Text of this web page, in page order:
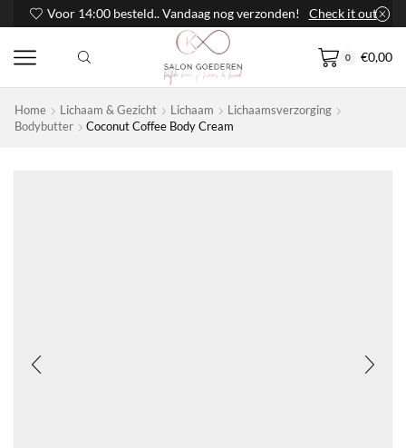
Voor 14:00 besteld.. Vandaag nog verzonden! Check it out
0 €0,00
Home Lichaam & Gezicht Lichaam
Lichaamsverzorging
Bodybutter
Coconut Coffee Body Cream